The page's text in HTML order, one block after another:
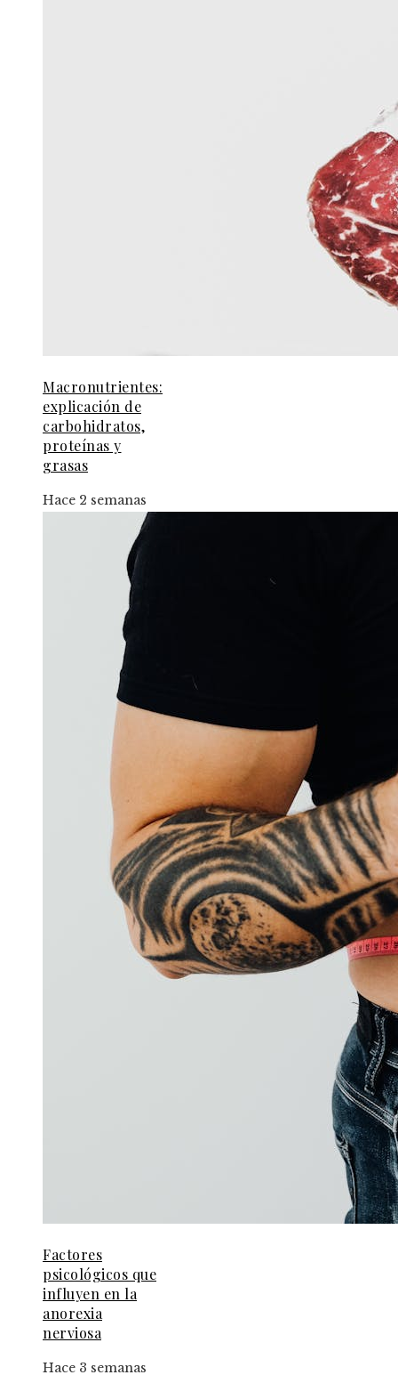
Macronutrientes:
explicación de
carbohidratos,
proteínas y
grasas
Hace 2 semanas
Factores
psicológicos que
influyen en la
anorexia
nerviosa
Hace 3 semanas